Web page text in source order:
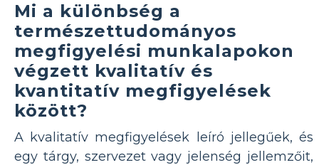
Mi a különbség a
természettudományos
megfigyelési munkalapokon
végzett kvalitatív és
kvantitatív megfigyelések
között?
A kvalitatív megfigyelések leíró jellegűek, és
egy tárgy, szervezet vagy jelenség jellemzőit,